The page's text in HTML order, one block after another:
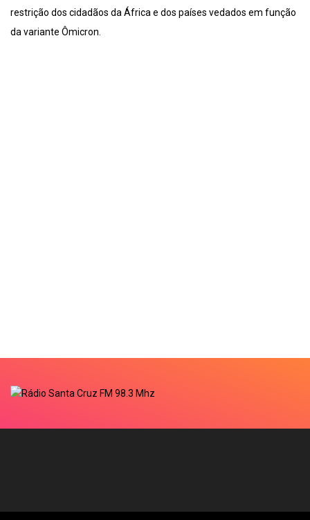
restrição dos cidadãos da África e dos países vedados em função
da variante Ômicron.